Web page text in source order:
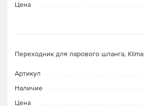
Цена
Переходник для парового шланга, Klima
Артикул
Наличие
Цена